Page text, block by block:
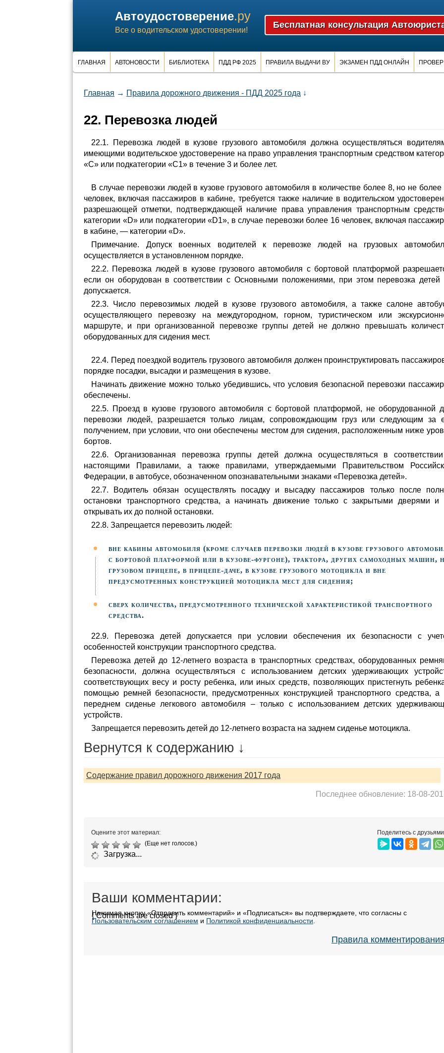
Автоудостоверение.ру
Все о водительском удостоверении!
ГЛАВНАЯ АВТОНОВОСТИ БИБЛИОТЕКА ПДД РФ 2025 ПРАВИЛА ВЫДАЧИ ВУ ЭКЗАМЕН ПДД ОНЛАЙН
Главная → Правила дорожного движения - ПДД 2025 года ↓
22. Перевозка людей
22.1. Перевозка людей в кузове грузового автомобиля должна осуществляться
имеющими водительское удостоверение на право управления транспортным средством
«C» или подкатегории «C1» в течение 3 и более лет.
В случае перевозки людей в кузове грузового автомобиля в количестве более 8, но не более
человек, включая пассажиров в кабине, требуется также наличие в водительском
разрешающей отметки, подтверждающей наличие права управления транспортным
категории «D» или подкатегории «D1», в случае перевозки более 16 человек, включая
в кабине, — категории «D».
Примечание. Допуск военных водителей к перевозке людей на грузовых
осуществляется в установленном порядке.
22.2. Перевозка людей в кузове грузового автомобиля с бортовой платформой
если он оборудован в соответствии с Основными положениями, при этом перевозка детей
допускается.
22.3. Число перевозимых людей в кузове грузового автомобиля, а также салоне
осуществляющего перевозку на междугородном, горном, туристическом или
маршруте, и при организованной перевозке группы детей не должно превышать
оборудованных для сидения мест.
22.4. Перед поездкой водитель грузового автомобиля должен проинструктировать
порядке посадки, высадки и размещения в кузове.
Начинать движение можно только убедившись, что условия безопасной перевозки
обеспечены.
22.5. Проезд в кузове грузового автомобиля с бортовой платформой, не оборудованной
перевозки людей, разрешается только лицам, сопровождающим груз или следующим за
получением, при условии, что они обеспечены местом для сидения, расположенным ниже
бортов.
22.6. Организованная перевозка группы детей должна осуществляться в
настоящими Правилами, а также правилами, утверждаемыми Правительством
Федерации, в автобусе, обозначенном опознавательными знаками «Перевозка детей».
22.7. Водитель обязан осуществлять посадку и высадку пассажиров только после
остановки транспортного средства, а начинать движение только с закрытыми дверями и
открывать их до полной остановки.
22.8. Запрещается перевозить людей:
вне кабины автомобиля (кроме случаев перевозки людей в кузове грузового
с бортовой платформой или в кузове-фургоне), трактора, других самоходных машин,
грузовом прицепе, в прицепе-даче, в кузове грузового мотоцикла и вне
предусмотренных конструкцией мотоцикла мест для сидения;
сверх количества, предусмотренного технической характеристикой транспортного
средства.
22.9. Перевозка детей допускается при условии обеспечения их безопасности с
особенностей конструкции транспортного средства.
Перевозка детей до 12-летнего возраста в транспортных средствах, оборудованных
безопасности, должна осуществляться с использованием детских удерживающих
соответствующих весу и росту ребенка, или иных средств, позволяющих пристегнуть
помощью ремней безопасности, предусмотренных конструкцией транспортного средства, а
переднем сиденье легкового автомобиля – только с использованием детских
устройств.
Запрещается перевозить детей до 12-летнего возраста на заднем сиденье мотоцикла.
Вернутся к содержанию ↓
Содержание правил дорожного движения 2017 года
Последнее обновление: 18-08-
Оцените этот материал:
(Еще нет голосов.)
Загрузка...
Поделитесь с
Ваши комментарии:
{ Comments are closed }
Нажимая кнопку «Отправить комментарий» и «Подписаться» вы подтверждаете, что согласны с
Пользовательским соглашением и Политикой конфиденциальности
Правила